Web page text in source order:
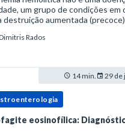
um grupo de condições em
destruição aumentada
a vida média normal da
Rados
14 min. 29 de
eosinofílica: